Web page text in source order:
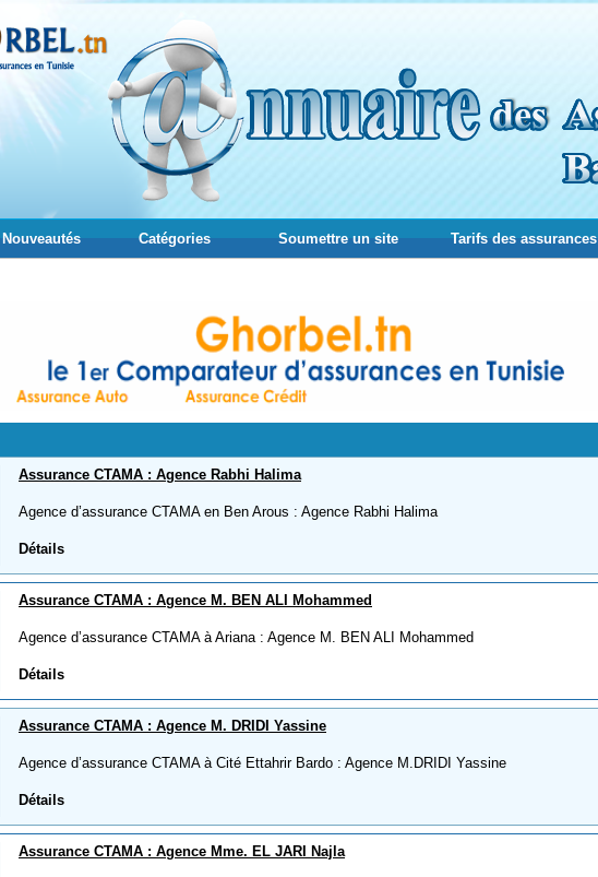
Nouveautés Catégories Soumettre un site Tarifs des assurances
Assurance CTAMA : Agence Rabhi Halima
Agence d’assurance CTAMA en Ben Arous : Agence Rabhi Halima
Détails
Assurance CTAMA : Agence M. BEN ALI Mohammed
Agence d’assurance CTAMA à Ariana : Agence M. BEN ALI Mohammed
Détails
Assurance CTAMA : Agence M. DRIDI Yassine
Agence d’assurance CTAMA à Cité Ettahrir Bardo : Agence M.DRIDI Yassine
Détails
Assurance CTAMA : Agence Mme. EL JARI Najla